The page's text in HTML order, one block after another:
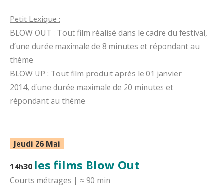
Petit Lexique :
BLOW OUT : Tout film réalisé dans le cadre du festival,
d’une durée maximale de 8 minutes et répondant au
thème
BLOW UP : Tout film produit après le 01 janvier
2014, d’une durée maximale de 20 minutes et
répondant au thème
Jeudi 26 Mai
14h30 les films Blow Out
Courts métrages | ≈ 90 min